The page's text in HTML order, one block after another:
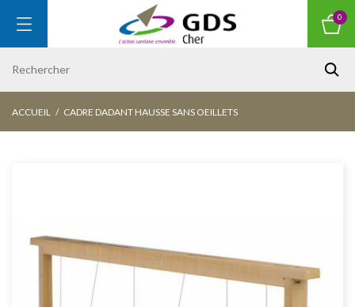
0
ACCUEIL CADRE DADANT HAUSSE SANS OEILLETS